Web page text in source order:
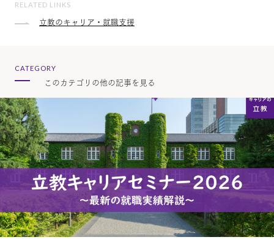
RELATED LINKS
立教のキャリア・就職支援
CATEGORY
このカテゴリの他の記事を見る